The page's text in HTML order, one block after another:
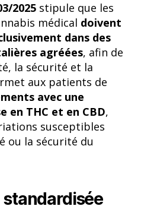
2025 stipule que les
médical doivent
dans des
agréées, afin de
la sécurité et la
aux patients de
avec une
en THC et en CBD,
susceptibles
ou la sécurité du